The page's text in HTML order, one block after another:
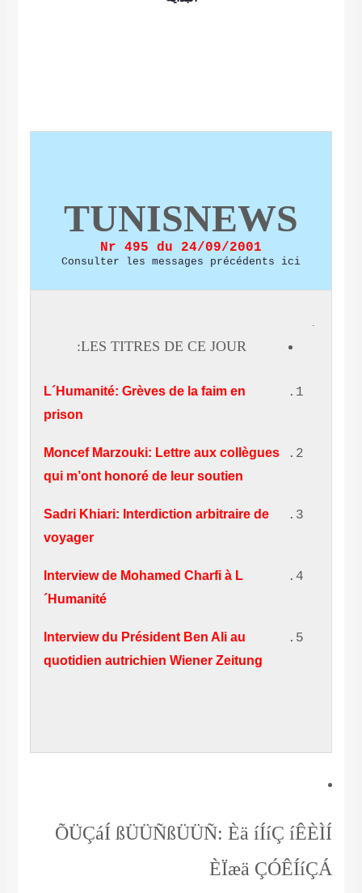
TUNISNEWS
Nr 495 du 24/09/2001
Consulter les messages précédents ici
LES TITRES DE CE JOUR:
L´Humanité:Grèves de la faim en
prison
Moncef Marzouki: Lettre aux collègues
qui m’ont honoré de leur soutien
Sadri Khiari: Interdiction arbitraire de
voyager
Interview de Mohamed Charfi à L
´Humanité
Interview du Président Ben Ali au
quotidien autrichien Wiener Zeitung
ÕÜÇáÍ ßÜÜÑßÜÜÑ: Èä íÍíÇ íÊÈÌÍ
ÈÏæä ÇÓÊÍíÇÁ